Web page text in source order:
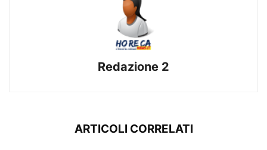
Redazione 2
ARTICOLI CORRELATI